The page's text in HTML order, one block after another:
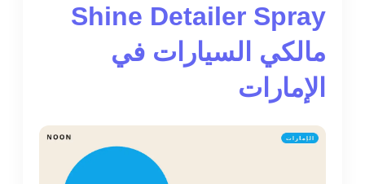
Shine Detailer Spray
مالكي السيارات في
الإمارات